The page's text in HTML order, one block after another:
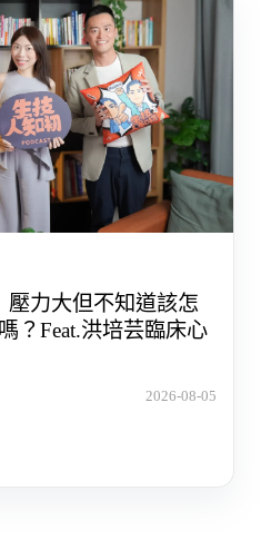
壓力大但不知道該怎
？Feat.洪培芸臨床心
2026-08-05